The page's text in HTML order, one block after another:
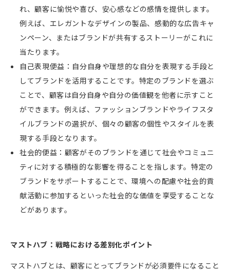
れ、顧客に愉悦や喜び、安心感などの感情を提供します。
例えば、エレガントなデザインの製品、感動的な広告キャ
ンペーン、またはブランドが共有するストーリーがこれに
当たります。
自己表現便益：自分自身や理想的な自分を表現する手段と
してブランドを活用することです。 特定のブランドを選ぶ
ことで、顧客は自分自身や自分の価値観を他者に示すこと
ができます。例えば、ファッションブランドやライフスタ
イルブランドの選択が、個々の顧客の個性やスタイルを表
現する手段となります。
社会的便益： 顧客がそのブランドを通じて社会やコミュニ
ティに対する積極的な影響を得ることを指します。特定の
ブランドをサポートすることで、環境への配慮や社会的貢
献活動に参加するといった社会的な価値を享受することな
どがあります。
マストハブ：戦略における差別化ポイント
マストハブとは、顧客にとってブランドが必須要件になること